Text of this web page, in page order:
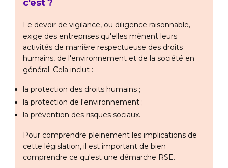
c'est ?
Le devoir de vigilance, ou diligence raisonnable,
exige des entreprises qu'elles mènent leurs
activités de manière respectueuse des droits
humains, de l'environnement et de la société en
général. Cela inclut :
la protection des droits humains ;
la protection de l'environnement ;
la prévention des risques sociaux.
Pour comprendre pleinement les implications de
cette législation, il est important de bien
comprendre ce qu'est une démarche RSE.